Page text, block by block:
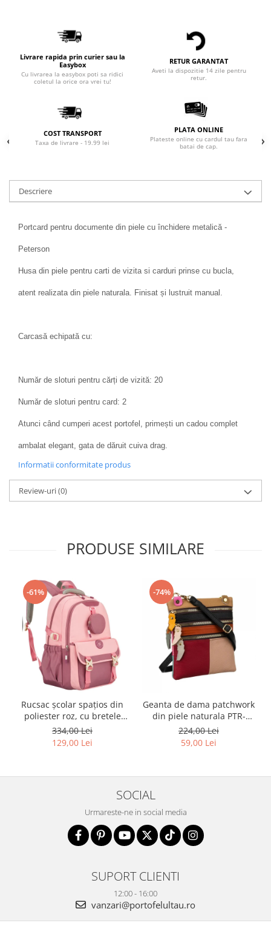
Livrare rapida prin curier sau la
Easybox
Cu livrarea la easybox poti sa ridici
coletul la orice ora vrei tu!
RETUR GARANTAT
Aveti la dispozitie 14 zile pentru
retur.
COST TRANSPORT
Taxa de livrare - 19.99 lei
PLATA ONLINE
Plateste online cu cardul tau fara
batai de cap.
Descriere
Portcard pentru documente din piele cu închidere metalică -
Peterson
Husa din piele pentru carti de vizita si carduri prinse cu bucla,
atent realizata din piele naturala. Finisat și lustruit manual.
Carcasă echipată cu:
Număr de sloturi pentru cărți de vizită: 20
Număr de sloturi pentru card: 2
Atunci când cumperi acest portofel, primești un cadou complet
ambalat elegant, gata de dăruit cuiva drag.
Informatii conformitate produs
Review-uri(0)
PRODUSE SIMILARE
-61%
Rucsac școlar spațios din
poliester roz, cu bretele
reglabile - Peterson PTR-
PTN 8610-1327 PINK
334,00 Lei
129,00 Lei
-74%
Geanta de dama patchwork
din piele naturala PTR-
1718-SKL-6922 MULTI
224,00 Lei
59,00 Lei
SOCIAL
Urmareste-ne in social media
SUPORT CLIENTI
12:00 - 16:00
vanzari@portofelultau.ro